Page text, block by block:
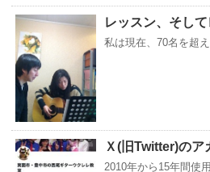
レッスン、そし
私は現在、70名を超
Ｘ(旧Twitter)のア
2010年から15年間使